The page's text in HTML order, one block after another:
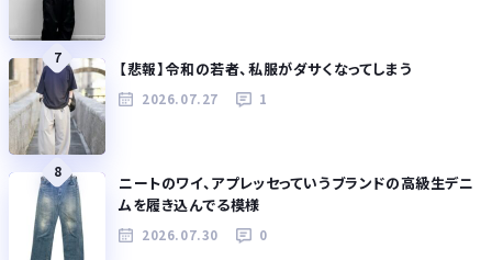
7
【悲報】令和の若者、私服がダサくなってしまう
2026.07.27 1
8
ニートのワイ、アプレッセっていうブランドの高級生デニ
ムを履き込んでる模様
2026.07.30 0